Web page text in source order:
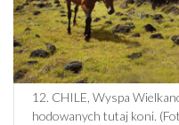
12. CHILE, Wyspa
hodowanych tutaj koni.